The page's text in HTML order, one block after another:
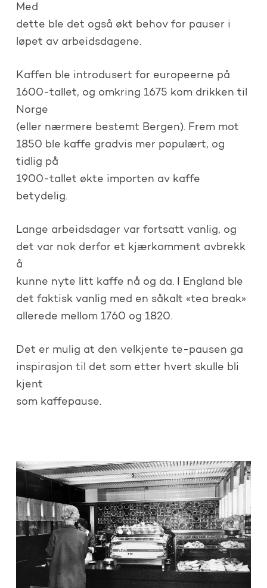
Med
dette ble det også økt behov for pauser i
løpet av arbeidsdagene.
Kaffen ble introdusert for europeerne på
1600-tallet, og omkring 1675 kom drikken til
Norge
(eller nærmere bestemt Bergen). Frem mot
1850 ble kaffe gradvis mer populært, og
tidlig på
1900-tallet økte importen av kaffe
betydelig.
Lange arbeidsdager var fortsatt vanlig, og
det var nok derfor et kjærkomment avbrekk
å
kunne nyte litt kaffe nå og da. I England ble
det faktisk vanlig med en såkalt «tea break»
allerede mellom 1760 og 1820.
Det er mulig at den velkjente te-pausen ga
inspirasjon til det som etter hvert skulle bli
kjent
som kaffepause.